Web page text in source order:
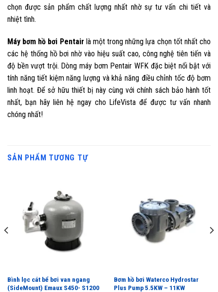
chọn được sản phẩm chất lượng nhất nhờ sự tư vấn chi tiết và
nhiệt tình.
Máy bơm hồ bơi Pentair là một trong những lựa chọn tốt nhất cho
các hệ thống hồ bơi nhờ vào hiệu suất cao, công nghệ tiên tiến và
độ bền vượt trội. Dòng máy bơm Pentair WFK đặc biệt nổi bật với
tính năng tiết kiệm năng lượng và khả năng điều chỉnh tốc độ bơm
linh hoạt. Để sở hữu thiết bị này cùng với chính sách bảo hành tốt
nhất, bạn hãy liên hệ ngay cho LifeVista để được tư vấn nhanh
chóng nhất!
SẢN PHẨM TƯƠNG TỰ
Bình lọc cát bể bơi van ngang
(SideMount) Emaux S450- S1200
Bơm hồ bơi Waterco Hydrostar
Plus Pump 5.5KW – 11KW